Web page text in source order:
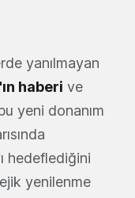
yanılmayan
haberi ve
yeni donanım
hedeflediğini
yenilenme